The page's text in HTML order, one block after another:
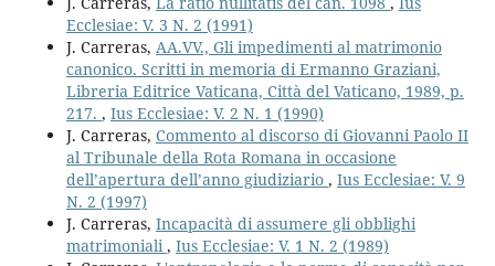
Ecclesiae: V. 3 N. 2 (1991)
J. Carreras, AA.VV., Gli impedimenti al matrimonio
canonico. Scritti in memoria di Ermanno Graziani,
Libreria Editrice Vaticana, Città del Vaticano, 1989, p.
217. , Ius Ecclesiae: V. 2 N. 1 (1990)
J. Carreras, Commento al discorso di Giovanni Paolo II
al Tribunale della Rota Romana in occasione
dell’apertura dell’anno giudiziario , Ius Ecclesiae: V. 9
N. 2 (1997)
J. Carreras, Incapacità di assumere gli obblighi
matrimoniali, Ius Ecclesiae: V. 1 N. 2 (1989)